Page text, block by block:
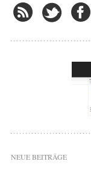
NEUE BEITRÄGE